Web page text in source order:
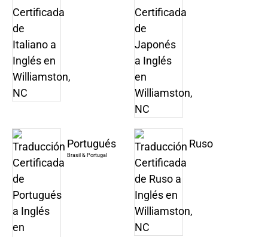
Portugués
Brasil & Portugal
Ruso